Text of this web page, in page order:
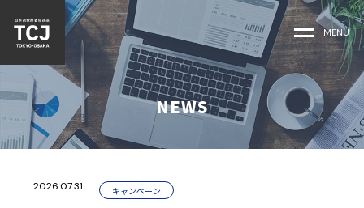
MENU
NEWS
2026.07.31 キャンペーン